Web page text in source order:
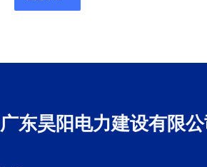
广东昊阳电力建设有限公